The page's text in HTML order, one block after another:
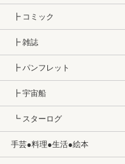
┣ コミック
┣ 雑誌
┣ パンフレット
┣ 宇宙船
┗ スターログ
手芸●料理●生活●絵本